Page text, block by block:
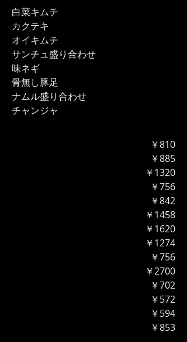
白菜キムチ
カクテキ
オイキムチ
サンチュ盛り合わせ
味ネギ
骨無し豚足
ナムル盛り合わせ
​チャンジャ
￥810
￥885
￥1320
￥756
￥842
￥1458
​￥1620
￥1274
￥756
￥2700
￥702
￥572
￥594
​￥853